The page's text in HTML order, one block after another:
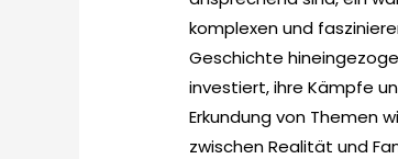
komplexen und
Geschichte
investiert, ihre Kämpfe
Erkundung von Themen
zwischen Realität und